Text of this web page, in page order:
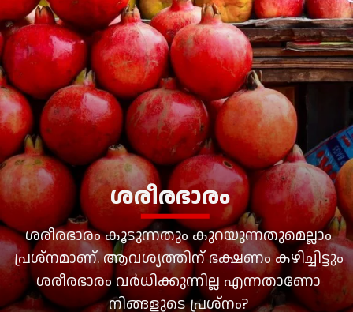
ശരീരഭാരം കൂടുന്നതും കുറയുന്നതുമെല്ലാം
പ്രശ്‌നമാണ്. ആവശ്യത്തിന് ഭക്ഷണം കഴിച്ചിട്ടും
ശരീരഭാരം വര്‍ധിക്കുന്നില്ല എന്നതാണോ
നിങ്ങളുടെ പ്രശ്‌നം?
ശരീരഭാരം